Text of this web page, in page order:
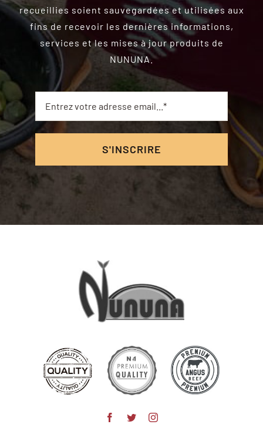
recueillies soient sauvegardées et utilisées aux
fins de recevoir les dernières informations,
services et les mises à jour produits de
NUNUNA.
S'INSCRIRE